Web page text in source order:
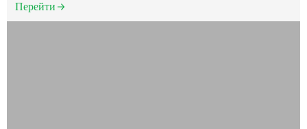
Перейти